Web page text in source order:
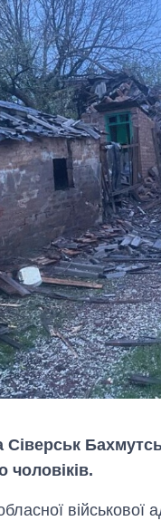
Сіверськ
чоловіків.
військової